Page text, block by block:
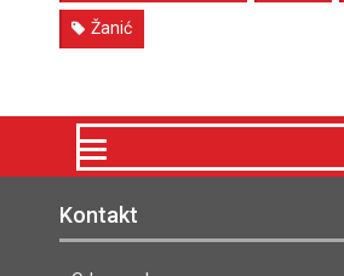
Žanić
Kontakt